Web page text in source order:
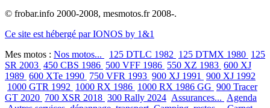
© frobar.info 2000-2008, mesmotos.fr 2008-.
Ce site est hébergé par IONOS by 1&1
Mes motos : Nos motos... 125 DTLC 1982 125 DTMX 1980 125
SR 2003 450 CBS 1986 500 VFF 1986 550 XZ 1983 600 XJ
1989 600 XTe 1990 750 VFR 1993 900 XJ 1991
900 XJ 1992
1000 GTR 1992 1000 RX 1986 1000 RX 1986 GG 900 Tracer
GT 2020 700 XSR 2018 300 Rally 2024 Assurances... Agenda